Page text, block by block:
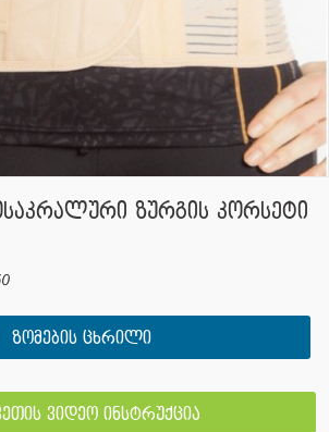
ზურგის კორსეტი
ᲖᲝᲛᲔᲑᲘᲡ ᲪᲮᲠᲘᲚᲘ
ვიდეო ინსტრუქცია